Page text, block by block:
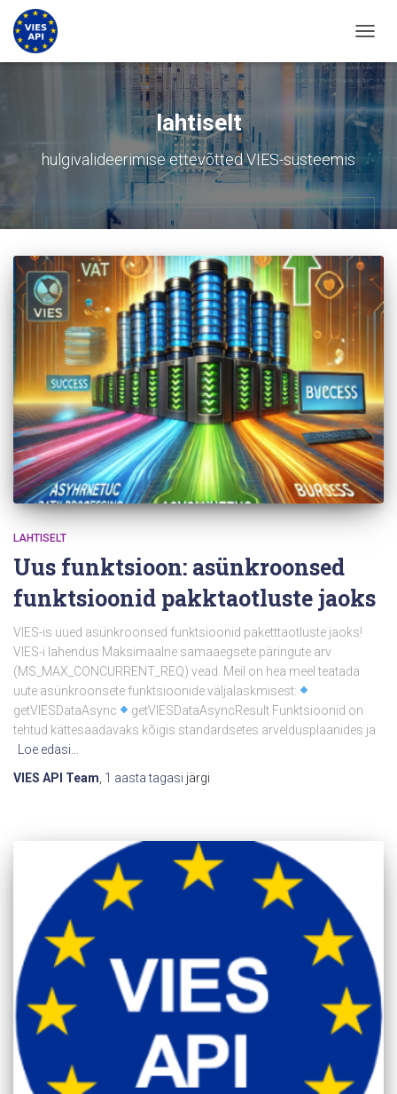
lahtiselt
hulgivalideerimise ettevõtted VIES-süsteemis
LAHTISELT
Uus funktsioon: asünkroonsed
funktsioonid pakktaotluste jaoks
VIES-is uued asünkroonsed funktsioonid paketttaotluste jaoks!
VIES-i lahendus Maksimaalne samaaegsete päringute arv
(MS_MAX_CONCURRENT_REQ) vead. Meil on hea meel teatada
uute asünkroonsete funktsioonide väljalaskmisest:
getVIESDataAsync
getVIESDataAsyncResult Funktsioonid on
tehtud kättesaadavaks kõigis standardsetes arveldusplaanides ja
Loe edasi…
VIES API Team 1 aastatagasi järgi